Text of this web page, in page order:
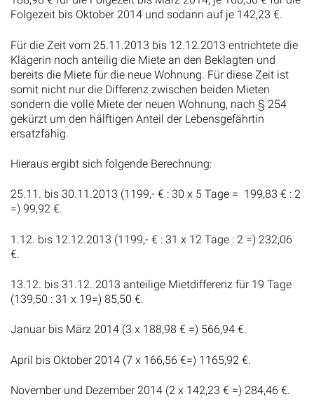
Folgezeit bis Oktober 2014 und sodann auf je 142,23 €.
Für die Zeit vom 25.11.2013 bis 12.12.2013 entrichtete die
Klägerin noch anteilig die Miete an den Beklagten und
bereits die Miete für die neue Wohnung. Für diese Zeit ist
somit nicht nur die Differenz zwischen beiden Mieten
sondern die volle Miete der neuen Wohnung, nach § 254
gekürzt um den hälftigen Anteil der Lebensgefährtin
ersatzfähig.
Hieraus ergibt sich folgende Berechnung:
25.11. bis 30.11.2013 (1199,- € : 30 x 5 Tage = 199,83 € : 2
=) 99,92 €.
1.12. bis 12.12.2013 (1199,- € : 31 x 12 Tage : 2 =) 232,06
€.
13.12. bis 31.12. 2013 anteilige Mietdifferenz für 19 Tage
(139,50 : 31 x 19=) 85,50 €.
Januar bis März 2014 (3 x 188,98 € =) 566,94 €.
April bis Oktober 2014 (7 x 166,56 €=) 1165,92 €.
November und Dezember 2014 (2 x 142,23 € =) 284,46 €.